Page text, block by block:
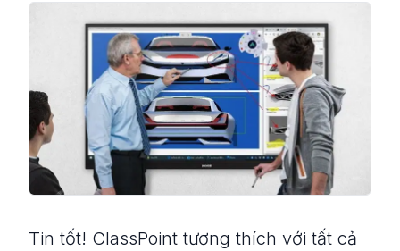
Tin tốt! ClassPoint tương thích với tất cả